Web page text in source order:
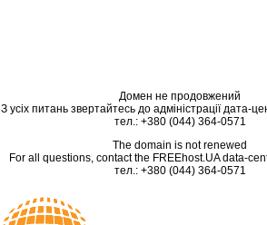
Домен не продовжений
З усіх питань звертайтесь до адміністрації дата-
тел.: +380 (044) 364-0571
The domain is not renewed
For all questions, contact the FREEhost.UA data-
тел.: +380 (044) 364-0571